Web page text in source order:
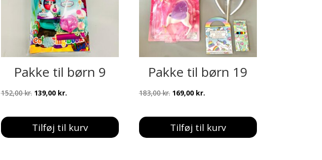
Pakke til børn 9
152,00kr. Den
pris
var:
139,00 kr.Den
pris
er:
Tilføj til kurv
Pakke til børn 19
183,00kr. Den
pris
var:
169,00 kr.Den
pris
er:
Tilføj til kurv